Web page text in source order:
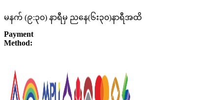
မနက် (၉:၃၀) နာရီမှ ညနေ(၆း၃၀)နာရီအထိ
Payment
Method: